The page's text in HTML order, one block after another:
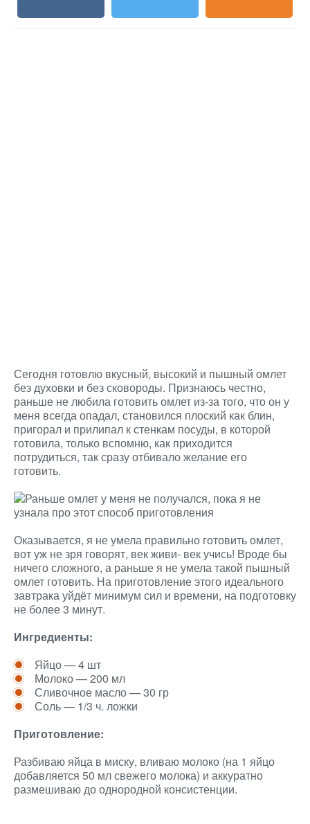
Сегодня готовлю вкусный, высокий и пышный омлет
без духовки и без сковороды. Признаюсь честно,
раньше не любила готовить омлет из-за того, что он у
меня всегда опадал, становился плоский как блин,
пригорал и прилипал к стенкам посуды, в которой
готовила, только вспомню, как приходится
потрудиться, так сразу отбивало желание его
готовить.
Оказывается, я не умела правильно готовить омлет,
вот уж не зря говорят, век живи- век учись! Вроде бы
ничего сложного, а раньше я не умела такой пышный
омлет готовить. На приготовление этого идеального
завтрака уйдёт минимум сил и времени, на подготовку
не более 3 минут.
Ингредиенты:
Яйцо — 4 шт
Молоко — 200 мл
Сливочное масло — 30 гр
Соль — 1/3 ч. ложки
Приготовление:
Разбиваю яйца в миску, вливаю молоко (на 1 яйцо
добавляется 50 мл свежего молока) и аккуратно
размешиваю до однородной консистенции.